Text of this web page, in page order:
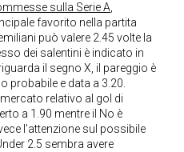
sulla Serie A,
favorito nella partita
può valere 2.45 volte la
dei salentini è indicato in
il segno X, il pareggio è
probabile e data a 3.20.
relativo al gol di
a 1.90 mentre il No è
l’attenzione sul possibile
2.5 sembra avere